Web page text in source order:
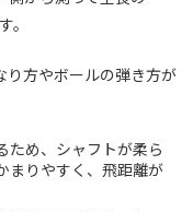
り方やボールの弾き方が
ため、シャフトが柔ら
まりやすく、飛距離が